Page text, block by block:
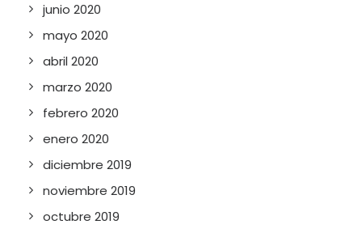
junio 2020
mayo 2020
abril 2020
marzo 2020
febrero 2020
enero 2020
diciembre 2019
noviembre 2019
octubre 2019